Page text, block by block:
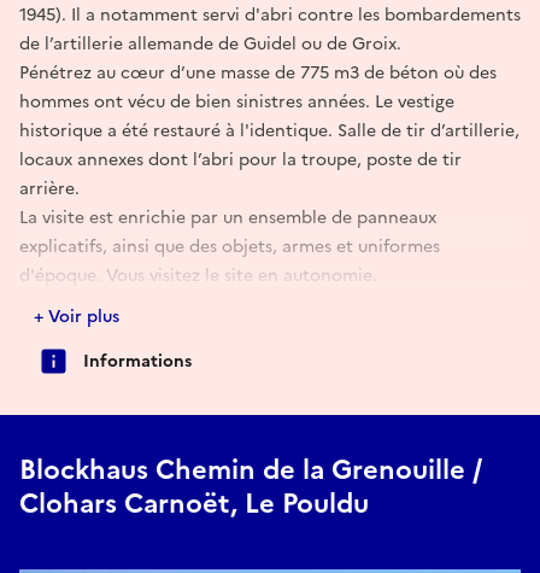
1945). Il a notamment servi d'abri contre les bombardements
de l’artillerie allemande de Guidel ou de Groix.
Pénétrez au cœur d’une masse de 775 m3 de béton où des
hommes ont vécu de bien sinistres années. Le vestige
historique a été restauré à l'identique. Salle de tir d’artillerie,
locaux annexes dont l’abri pour la troupe, poste de tir
arrière.
La visite est enrichie par un ensemble de panneaux
explicatifs, ainsi que des objets, armes et uniformes
d'époque. Vous visitez le site en autonomie.
Un livret historique sur le Blockhaus disponible à l'achat.
https://memoirepatrimoine.wordpress.com/
+ Voir plus
Informations
Blockhaus Chemin de la Grenouille /
Clohars Carnoët, Le Pouldu